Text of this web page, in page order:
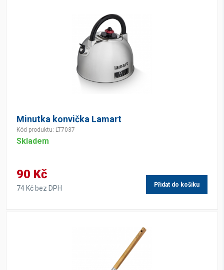
Minutka konvička Lamart
Kód produktu: LT7037
Skladem
90 Kč
74 Kč bez DPH Přidat do košíku